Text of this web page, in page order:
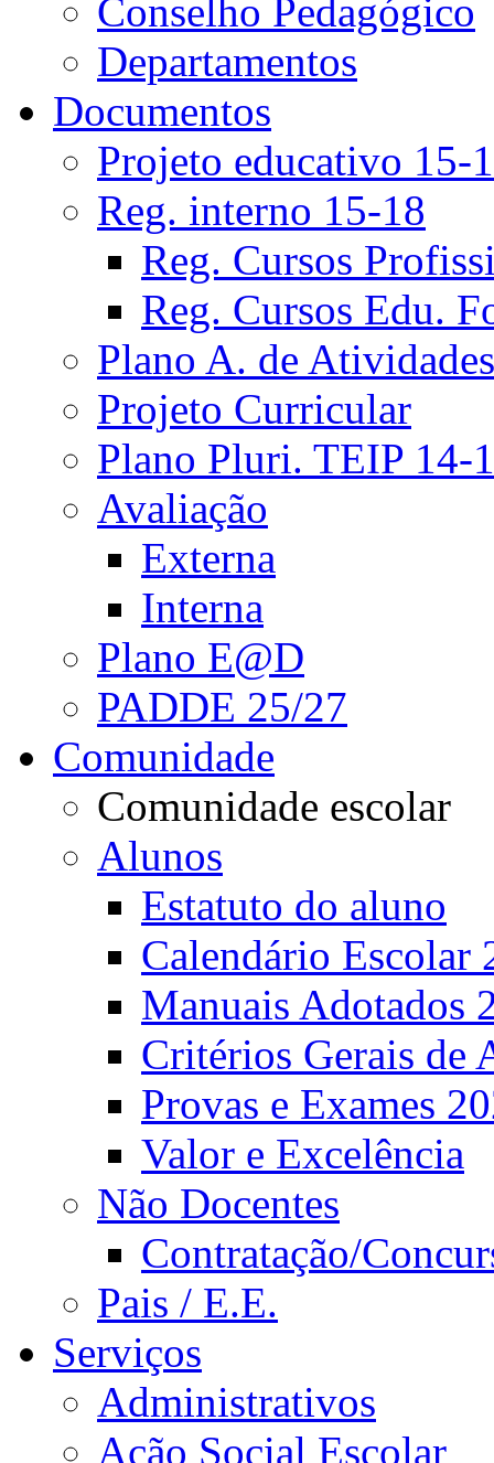
Conselho Pedagógico
Departamentos
Documentos
Projeto educativo 15-
Reg. interno 15-18
Reg. Cursos
Reg. Cursos Edu.
Plano A. de Atividades
Projeto Curricular
Plano Pluri. TEIP 14-
Avaliação
Externa
Interna
Plano E@D
PADDE 25/27
Comunidade
Comunidade escolar
Alunos
Estatuto do aluno
Calendário Escolar
Manuais Adotados
Critérios Gerais de
Provas e Exames
Valor e Excelência
Não Docentes
Contratação/
Pais / E.E.
Serviços
Administrativos
Ação Social Escolar